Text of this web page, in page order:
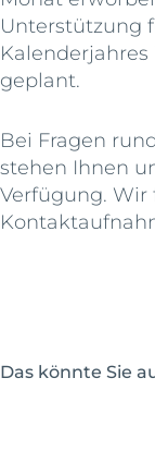
Unterstützung
geplant.
Bei Fragen
stehen Ihnen
Verfügung. Wir
Das könnte Sie